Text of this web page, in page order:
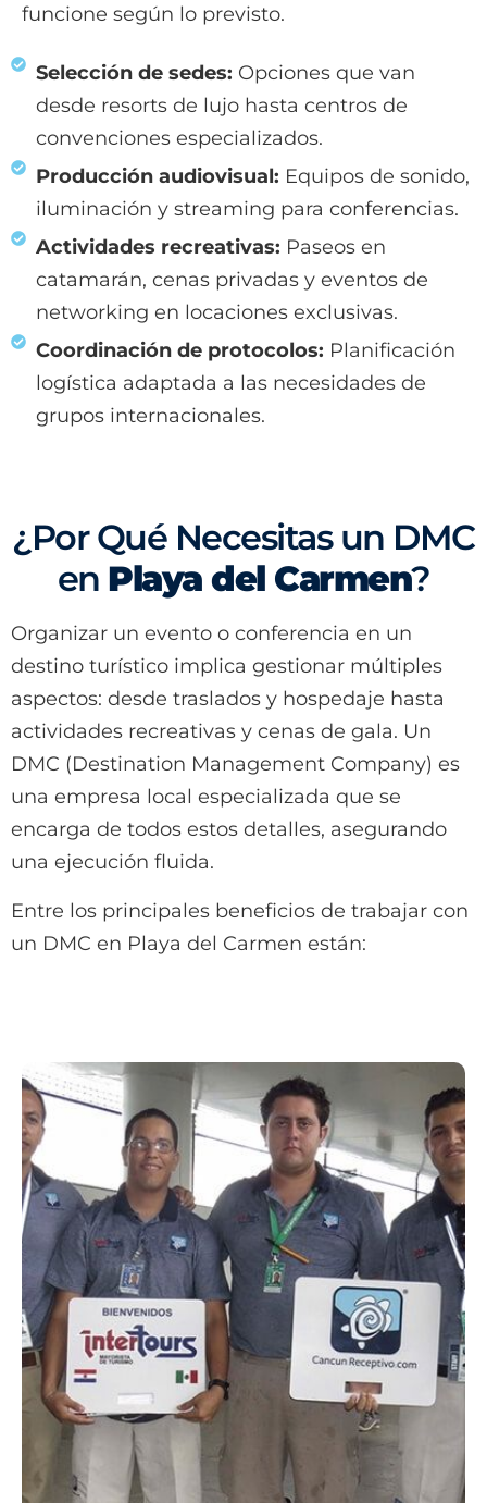
funcione según lo previsto.
Selección de sedes: Opciones que van
desde resorts de lujo hasta centros de
convenciones especializados.
Producción audiovisual: Equipos de sonido,
iluminación y streaming para conferencias.
Actividades recreativas: Paseos en
catamarán, cenas privadas y eventos de
networking en locaciones exclusivas.
Coordinación de protocolos: Planificación
logística adaptada a las necesidades de
grupos internacionales.
¿Por Qué Necesitas un DMC
en Playa del Carmen?
Organizar un evento o conferencia en un
destino turístico implica gestionar múltiples
aspectos: desde traslados y hospedaje hasta
actividades recreativas y cenas de gala. Un
DMC (Destination Management Company) es
una empresa local especializada que se
encarga de todos estos detalles, asegurando
una ejecución fluida.
Entre los principales beneficios de trabajar con
un DMC en Playa del Carmen están: